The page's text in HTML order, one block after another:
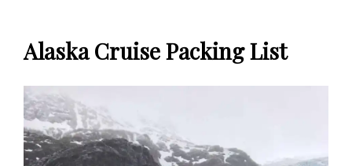
Alaska Cruise Packing List